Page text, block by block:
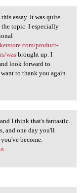
in this
essay. It was quite
topic. I especially
product-
wasbrought up. I
look forward to
to thank you again
and I
I think that's fantastic.
and one day you'll
become.